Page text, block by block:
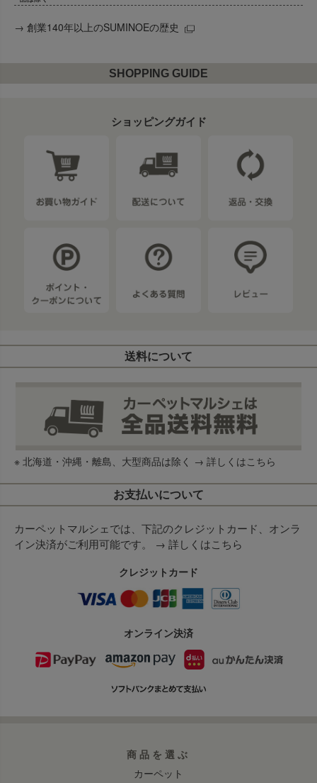
→ 創業140年以上のSUMINOEの歴史
SHOPPING GUIDE
ショッピングガイド
送料について
※ 北海道・沖縄・離島、大型商品は除く → 詳しくはこちら
お支払いについて
カーペットマルシェでは、下記のクレジットカード、オンラ
イン決済がご利用可能です。 → 詳しくはこちら
クレジットカード
オンライン決済
商品を選ぶ
カーペット